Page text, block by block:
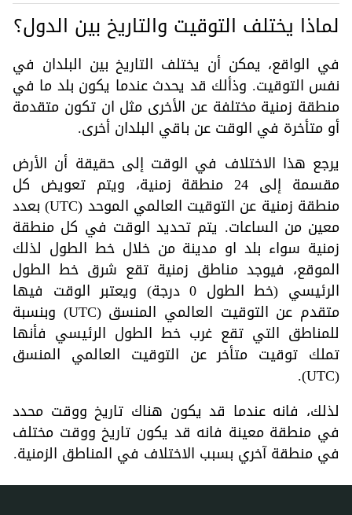
لماذا يختلف التوقيت والتاريخ بين الدول؟
في الواقع، يمكن أن يختلف التاريخ بين البلدان في
نفس التوقيت. وذألك قد يحدث عندما يكون بلد ما في
منطقة زمنية مختلفة عن الأخرى مثل ان تكون متقدمة
أو متأخرة في الوقت عن باقي البلدان أخرى.
يرجع هذا الاختلاف في الوقت إلى حقيقة أن الأرض
مقسمة إلى 24 منطقة زمنية، ويتم تعويض كل
منطقة زمنية عن التوقيت العالمي الموحد (UTC) بعدد
معين من الساعات. يتم تحديد الوقت في كل منطقة
زمنية سواء بلد او مدينة من خلال خط الطول لذلك
الموقع، فيوجد مناطق زمنية تقع شرق خط الطول
الرئيسي (خط الطول 0 درجة) ويعتبر الوقت فيها
متقدم عن التوقيت العالمي المنسق (UTC) وبنسبة
للمناطق التي تقع غرب خط الطول الرئيسي فأنها
تملك توقيت متأخر عن التوقيت العالمي المنسق
(UTC).
لذلك، فانه عندما قد يكون هناك تاريخ ووقت محدد
في منطقة معينة فانه قد يكون تاريخ ووقت مختلف
في منطقة آخري بسبب الاختلاف في المناطق الزمنية.